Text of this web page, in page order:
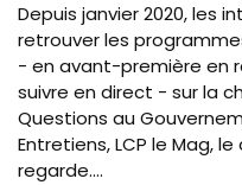
Depuis janvier 2020, les
retrouver les
- en avant-première en
suivre en direct - sur la
Questions au
Entretiens, LCP le Mag,
regarde….